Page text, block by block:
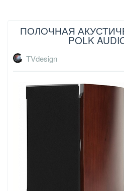
ПОЛОЧНАЯ
POLK
TVdesign